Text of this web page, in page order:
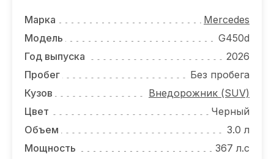
Марка
Mercedes
Модель
G450d
Год выпуска
2026
Пробег
Без пробега
Кузов
Внедорожник (SUV)
Цвет
Черный
Объем
3.0 л
Мощность
367 л.с